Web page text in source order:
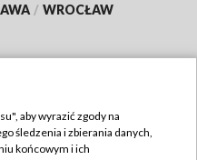
/ WROCŁAW
aby wyrazić zgody na
śledzenia i zbierania danych,
końcowym i ich